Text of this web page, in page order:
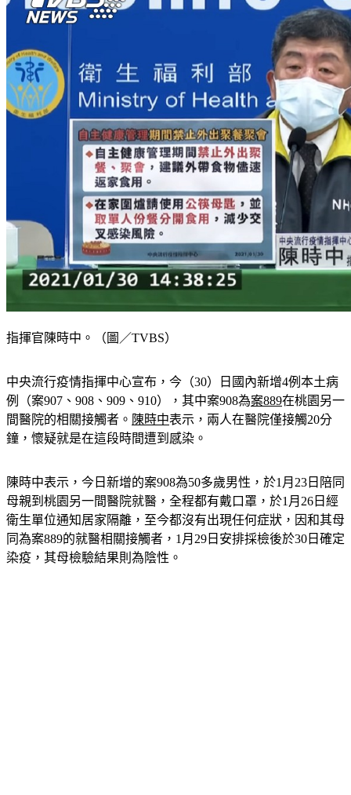
指揮官陳時中。（圖／TVBS）
中央流行疫情指揮中心宣布，今（30）日國內新增4例本土病
例（案907、908、909、910），其中案908為案889在桃園另一
間醫院的相關接觸者。 陳時中表示，兩人在醫院僅接觸20分
鐘，懷疑就是在這段時間遭到感染。
陳時中表示，今日新增的案908為50多歲男性，於1月23日陪同
母親到桃園另一間醫院就醫，全程都有戴口罩，於1月26日經
衛生單位通知居家隔離，至今都沒有出現任何症狀，因和其母
同為案889的就醫相關接觸者，1月29日安排採檢後於30日確定
染疫，其母檢驗結果則為陰性。